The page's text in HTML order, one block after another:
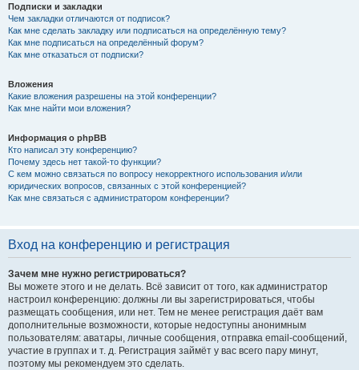
Подписки и закладки
Чем закладки отличаются от подписок?
Как мне сделать закладку или подписаться на определённую тему?
Как мне подписаться на определённый форум?
Как мне отказаться от подписки?
Вложения
Какие вложения разрешены на этой конференции?
Как мне найти мои вложения?
Информация о phpBB
Кто написал эту конференцию?
Почему здесь нет такой-то функции?
С кем можно связаться по вопросу некорректного использования и/или
юридических вопросов, связанных с этой конференцией?
Как мне связаться с администратором конференции?
Вход на конференцию и регистрация
Зачем мне нужно регистрироваться?
Вы можете этого и не делать. Всё зависит от того, как администратор
настроил конференцию: должны ли вы зарегистрироваться, чтобы
размещать сообщения, или нет. Тем не менее регистрация даёт вам
дополнительные возможности, которые недоступны анонимным
пользователям: аватары, личные сообщения, отправка email-сообщений,
участие в группах и т. д. Регистрация займёт у вас всего пару минут,
поэтому мы рекомендуем это сделать.